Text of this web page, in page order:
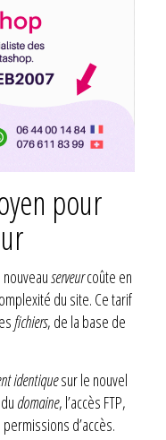
pour
serveurcoûte en
du site. Ce tarif
fichiers, de la base de
identiquesur le nouvel
domaine, l’accès FTP,
d’accès.